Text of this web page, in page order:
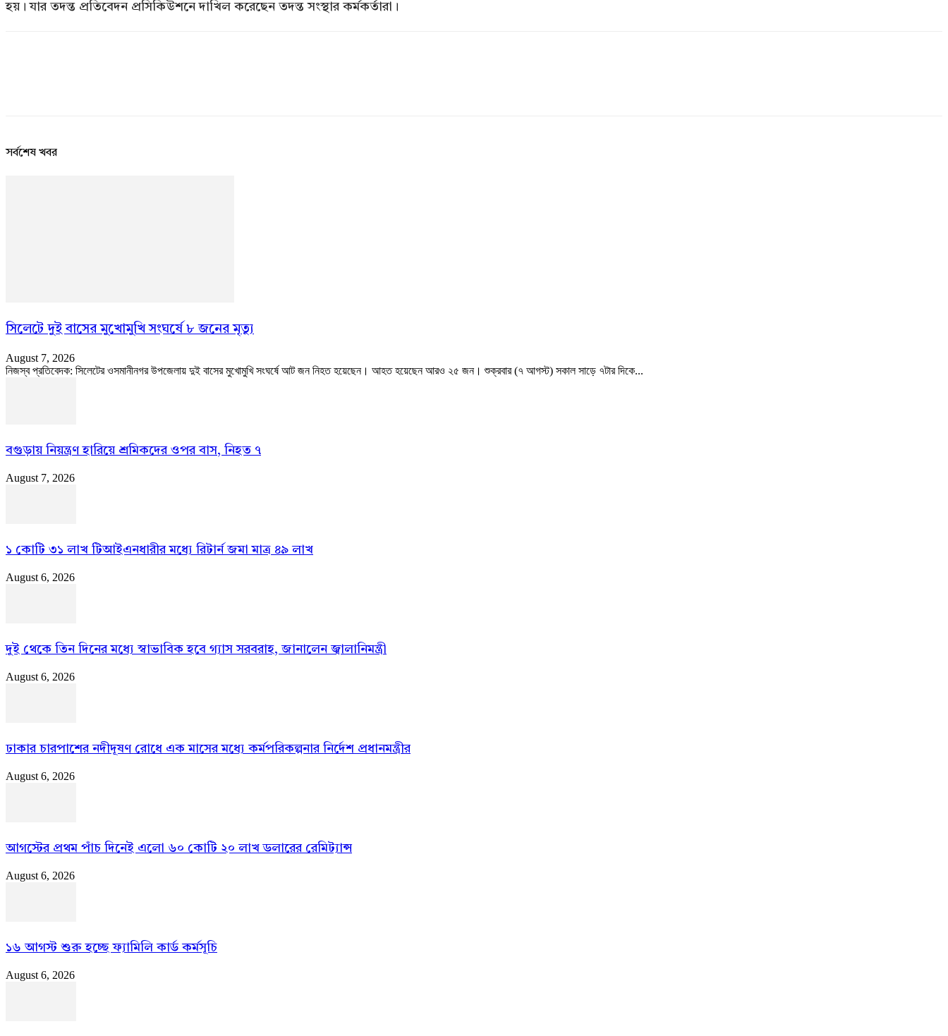
হয়। যার তদন্ত প্রতিবেদন প্রসিকিউশনে দাখিল করেছেন তদন্ত সংস্থার কর্মকর্তারা।
সর্বশেষ খবর
সিলেটে দুই বাসের মুখোমুখি সংঘর্ষে ৮ জনের মৃত্যু
August 7, 2026
নিজস্ব প্রতিবেদক: সিলেটের ওসমানীনগর উপজেলায় দুই বাসের মুখোমুখি সংঘর্ষে আট জন নিহত হয়েছেন। আহত হয়েছেন আরও ২৫ জন। শুক্রবার (৭ আগস্ট) সকাল সাড়ে ৭টার দিকে...
বগুড়ায় নিয়ন্ত্রণ হারিয়ে শ্রমিকদের ওপর বাস, নিহত ৭
August 7, 2026
১ কোটি ৩১ লাখ টিআইএনধারীর মধ্যে রিটার্ন জমা মাত্র ৪৯ লাখ
August 6, 2026
দুই থেকে তিন দিনের মধ্যে স্বাভাবিক হবে গ্যাস সরবরাহ, জানালেন জ্বালানিমন্ত্রী
August 6, 2026
ঢাকার চারপাশের নদীদূষণ রোধে এক মাসের মধ্যে কর্মপরিকল্পনার নির্দেশ প্রধানমন্ত্রীর
August 6, 2026
আগস্টের প্রথম পাঁচ দিনেই এলো ৬০ কোটি ২০ লাখ ডলারের রেমিট্যান্স
August 6, 2026
১৬ আগস্ট শুরু হচ্ছে ফ্যামিলি কার্ড কর্মসূচি
August 6, 2026